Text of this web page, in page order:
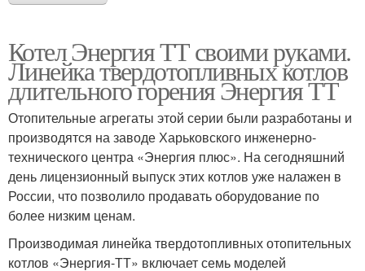
Котел Энергия ТТ своими руками.
Линейка твердотопливных котлов
длительного горения Энергия ТТ
Отопительные агрегаты этой серии были разработаны и
производятся на заводе Харьковского инженерно-
технического центра «Энергия плюс». На сегодняшний
день лицензионный выпуск этих котлов уже налажен в
России, что позволило продавать оборудование по
более низким ценам.
Производимая линейка твердотопливных отопительных
котлов «Энергия-ТТ» включает семь моделей